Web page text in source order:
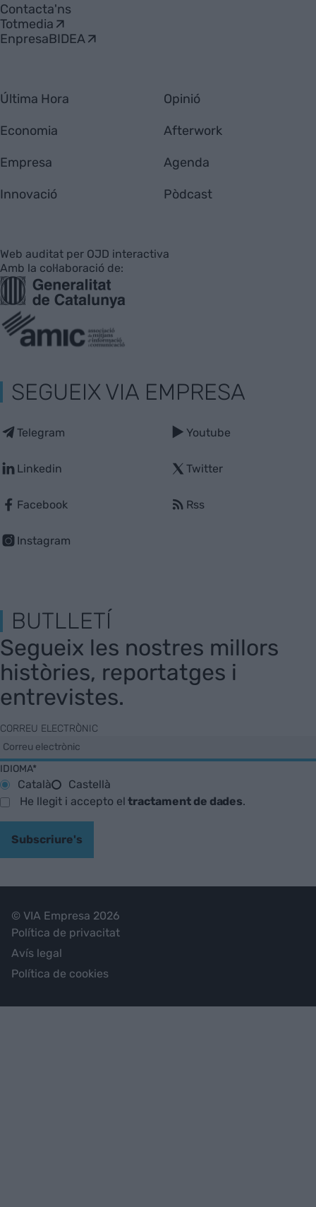
Contacta'ns
Totmedia
EnpresaBIDEA
Última Hora
Economia
Empresa
Innovació
Opinió
Afterwork
Agenda
Pòdcast
Web auditat per OJD interactiva
Amb la col·laboració de:
SEGUEIX VIA EMPRESA
Telegram
Linkedin
Facebook
Instagram
Youtube
Twitter
Rss
BUTLLETÍ
Segueix les nostres millors
històries, reportatges i
entrevistes.
CORREU ELECTRÒNIC
IDIOMA*
Català
Castellà
He llegit i accepto eltractament de dades.
Subscriure's
© VIA Empresa 2026
Política de privacitat
Avís legal
Política de cookies